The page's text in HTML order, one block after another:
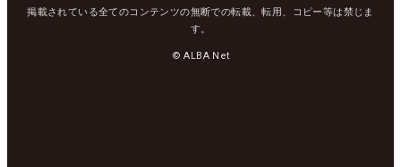
掲載されている全てのコンテンツの無断での転載、転用、コピー等は禁じま
す。
© ALBA Net